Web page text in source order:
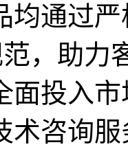
均通过
，助力
面投入
术咨询